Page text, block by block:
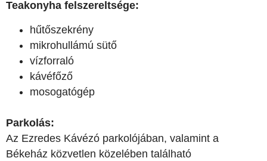
Teakonyha felszereltsége:
hűtőszekrény
mikrohullámú sütő
vízforraló
kávéfőző
mosogatógép
Parkolás:
Az Ezredes Kávézó parkolójában, valamint a
Békeház közvetlen közelében található